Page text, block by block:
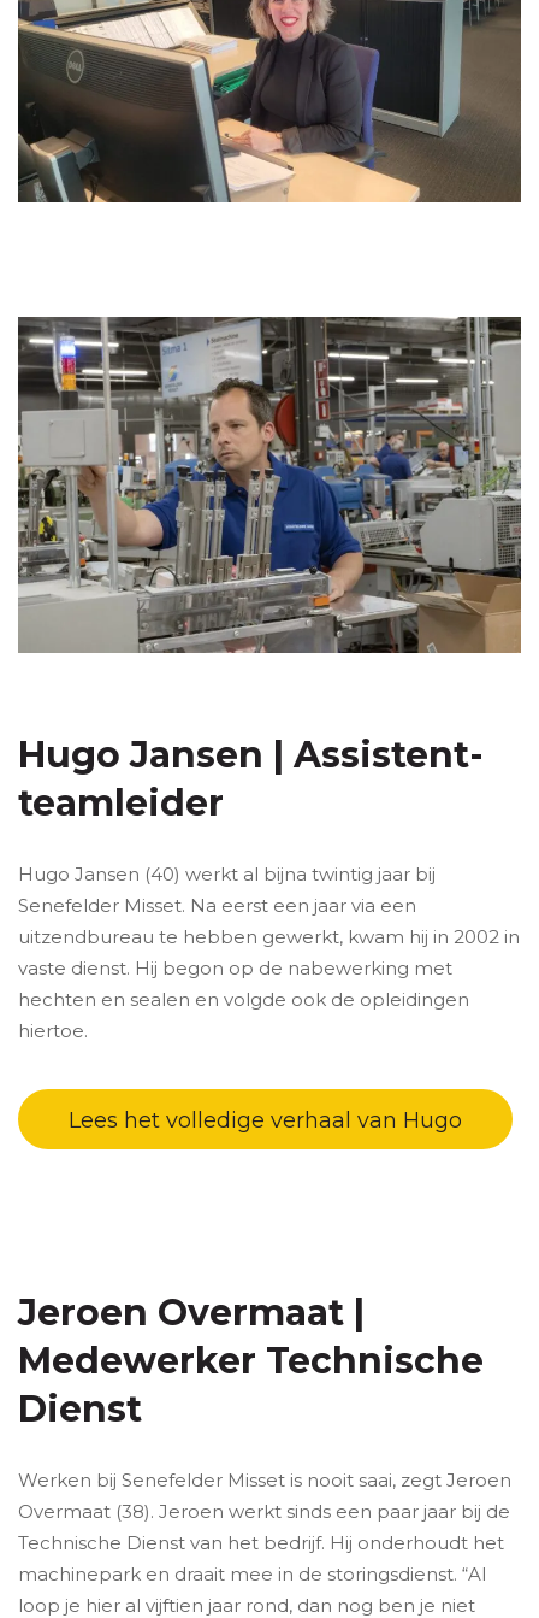
Hugo Jansen | Assistent-
teamleider
Hugo Jansen (40) werkt al bijna twintig jaar bij
Senefelder Misset. Na eerst een jaar via een
uitzendbureau te hebben gewerkt, kwam hij in 2002 in
vaste dienst. Hij begon op de nabewerking met
hechten en sealen en volgde ook de opleidingen
hiertoe.
Lees het volledige verhaal van Hugo
Jeroen Overmaat |
Medewerker Technische
Dienst
Werken bij Senefelder Misset is nooit saai, zegt Jeroen
Overmaat (38). Jeroen werkt sinds een paar jaar bij de
Technische Dienst van het bedrijf. Hij onderhoudt het
machinepark en draait mee in de storingsdienst. “Al
loop je hier al vijftien jaar rond, dan nog ben je niet